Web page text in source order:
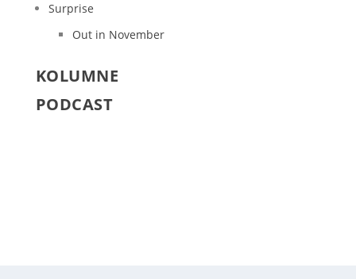
Surprise
Out in November
KOLUMNE
PODCAST